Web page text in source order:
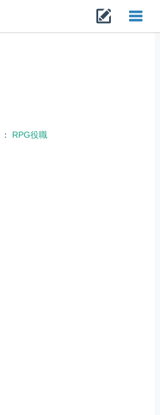
RPG役職